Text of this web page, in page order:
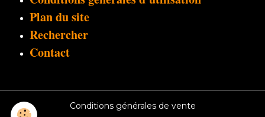
Plan du site
Rechercher
Contact
Conditions générales de vente